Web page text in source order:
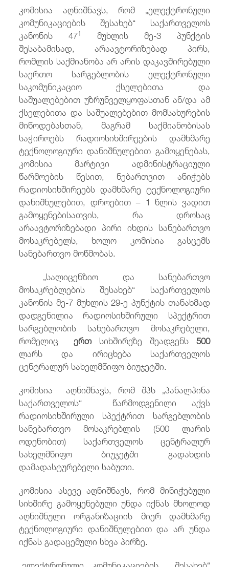
კომისია აღნიშნავს, რომ „ელექტრონული
კომუნიკაციების შესახებ“ საქართველოს
კანონის 471 მუხლის მე-3 პუნქტის
შესაბამისად, არაავტორიზებად პირს,
რომლის საქმიანობა არ არის დაკავშირებული
საერთო სარგებლობის ელექტრონული
საკომუნიკაციო ქსელებითა და
საშუალებებით უზრუნველყოფასთან ან/და ამ
ქსელებითა და საშუალებებით მომსახურების
მიწოდებასთან, მაგრამ საქმიანობისას
საჭიროებს რადიოსიხშირეების დამხმარე
ტექნოლოგიური დანიშნულებით გამოყენებას,
კომისია მარტივი ადმინისტრაციული
წარმოების წესით, ნებართვით ანიჭებს
რადიოსიხშირეებს დამხმარე ტექნოლოგიური
დანიშნულებით, დროებით − 1 წლის ვადით
გამოყენებისათვის, რა დროსაც
არაავტორიზებადი პირი იხდის სანებართვო
მოსაკრებელს, ხოლო კომისია გასცემს
სანებართვო მოწმობას.
„სალიცენზიო და სანებართვო
მოსაკრებლების შესახებ“ საქართველოს
კანონის მე-7 მუხლის 29-ე პუნქტის თანახმად
დადგენილია რადიოსიხშირული სპექტრით
სარგებლობის სანებართვო მოსაკრებელი,
რომელიცერთსიხშირეზე შეადგენს 500
ლარს და ირიცხება საქართველოს
ცენტრალურ სახელმწიფო ბიუჯეტში.
კომისია აღნიშნავს, რომ შპს „პანალპინა
საქართველოს“ წარმოდგენილი აქვს
რადიოსიხშირული სპექტრით სარგებლობის
სანებართვო მოსაკრებლის (500 ლარის
ოდენობით) საქართველოს ცენტრალურ
სახელმწიფო ბიუჯეტში გადახდის
დამადასტურებელი საბუთი.
კომისია ასევე აღნიშნავს, რომ მინიჭებული
სიხშირე გამოყენებული უნდა იქნას მხოლოდ
აღნიშნული ორგანიზაციის მიერ დამხმარე
ტექნოლოგიური დანიშნულებით და არ უნდა
იქნას გადაცემული სხვა პირზე.